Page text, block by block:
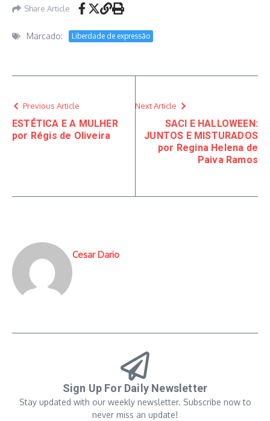
Share Article
Marcado: Liberdade de expressão
Previous Article
ESTÉTICA E A MULHER
por Régis de Oliveira
Next Article
SACI E HALLOWEEN:
JUNTOS E MISTURADOS
por Regina Helena de
Paiva Ramos
Cesar Dario
Sign Up For Daily Newsletter
Stay updated with our weekly newsletter. Subscribe now to
never miss an update!